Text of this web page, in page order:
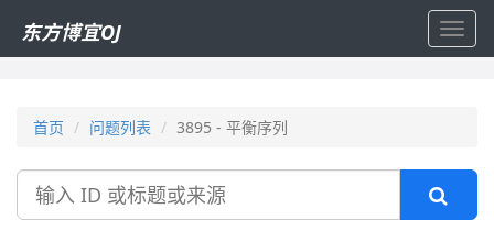
东方博宜OJ
首页 问题列表 3895 - 平衡序列
搜